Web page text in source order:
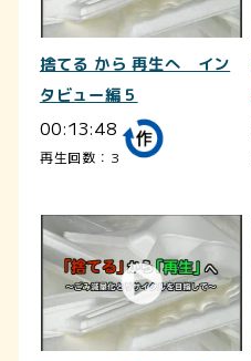
捨てる から 再生へ イン
タビュー編５
00:13:48
再生回数：3